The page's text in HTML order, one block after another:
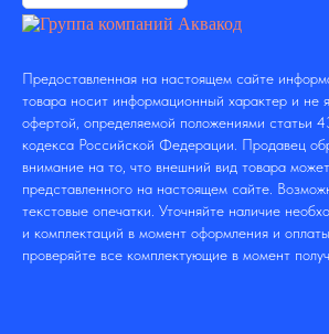
Предоставленная на настоящем сайте
товара носит информационный характер и не
офертой, определяемой положениями статьи
кодекса Российской Федерации. Продавец
внимание на то, что внешний вид товара
представленного на настоящем сайте.
текстовые опечатки. Уточняйте наличие
и комплектаций в момент оформления и
проверяйте все комплектующие в момент